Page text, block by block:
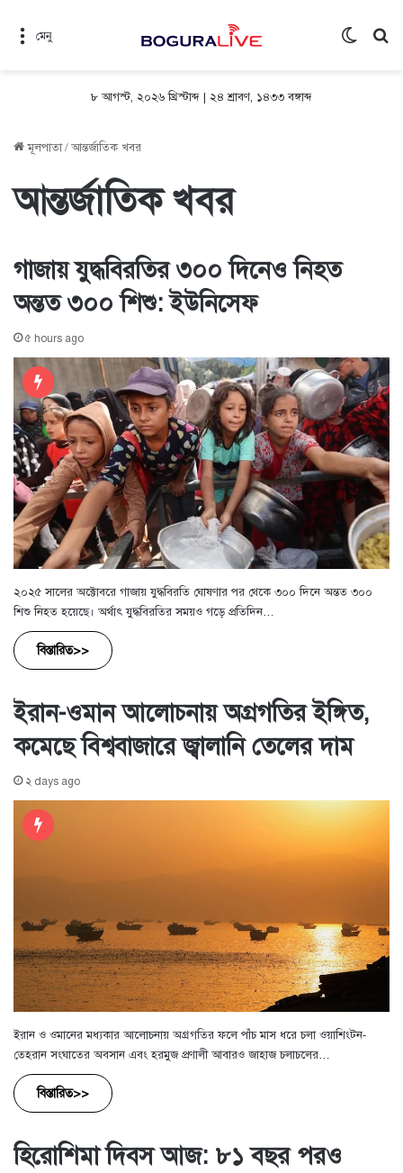
মেনু
৮ আগস্ট, ২০২৬ খ্রিস্টাব্দ | ২৪ শ্রাবণ, ১৪৩৩ বঙ্গাব্দ
মূলপাতা/আন্তর্জাতিক খবর
আন্তর্জাতিক খবর
গাজায় যুদ্ধবিরতির ৩০০ দিনেও নিহত
অন্তত ৩০০ শিশু: ইউনিসেফ
৫ hours ago
২০২৫ সালের অক্টোবরে গাজায় যুদ্ধবিরতি ঘোষণার পর থেকে ৩০০ দিনে অন্তত ৩০০
শিশু নিহত হয়েছে। অর্থাৎ যুদ্ধবিরতির সময়ও গড়ে প্রতিদিন…
বিস্তারিত>>
ইরান-ওমান আলোচনায় অগ্রগতির ইঙ্গিত,
কমেছে বিশ্ববাজারে জ্বালানি তেলের দাম
২ days ago
ইরান ও ওমানের মধ্যকার আলোচনায় অগ্রগতির ফলে পাঁচ মাস ধরে চলা ওয়াশিংটন-
তেহরান সংঘাতের অবসান এবং হরমুজ প্রণালী আবারও জাহাজ চলাচলের…
বিস্তারিত>>
হিরোশিমা দিবস আজ: ৮১ বছর পরও